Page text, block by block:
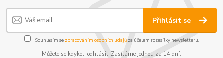
Přihlásit se
Souhlasím se zpracováním osobních údajůza účelem rozesílky newsletteru.
Můžete se kdykoli odhlásit. Zasíláme jednou za 14 dní.